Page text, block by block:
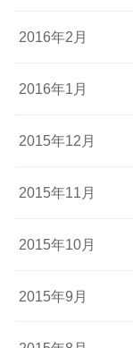
2016年2月
2016年1月
2015年12月
2015年11月
2015年10月
2015年9月